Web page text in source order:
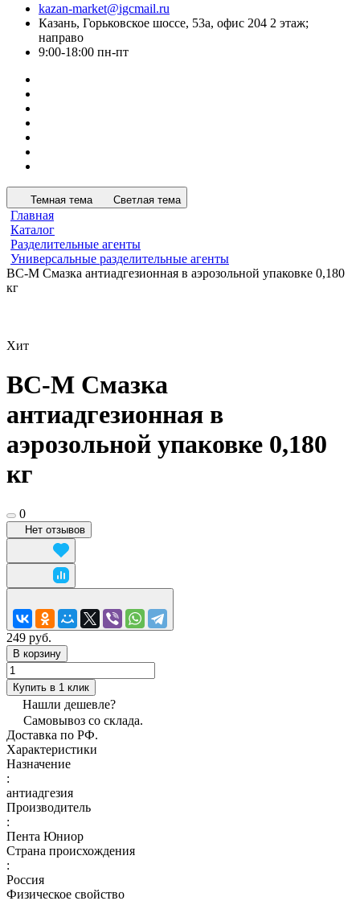
kazan-market@igcmail.ru
Казань, ​Горьковское шоссе, 53а, офис 204 2 этаж;
направо
9:00-18:00 пн-пт
Темная тема Светлая тема
Главная
Каталог
Разделительные агенты
Универсальные разделительные агенты
ВС-М Смазка антиадгезионная в аэрозольной упаковке 0,180
кг
Хит
ВС-М Смазка
антиадгезионная в
аэрозольной упаковке 0,180
кг
0
Нет отзывов
249 руб.
В корзину
Купить в 1 клик
Нашли дешевле?
Самовывоз со склада.
Доставка по РФ.
Характеристики
Назначение
:
антиадгезия
Производитель
:
Пента Юниор
Страна происхождения
:
Россия
Физическое свойство